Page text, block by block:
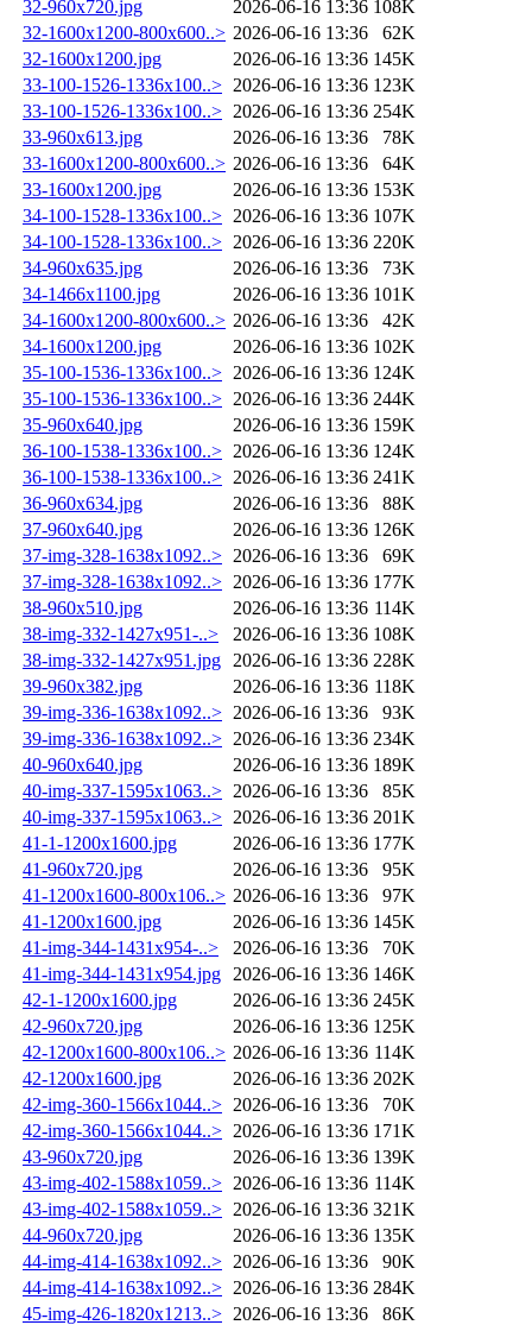
32-960x720.jpg 2026-06-16 13:36 108K
32-1600x1200-800x600..> 2026-06-16 13:36
62K
32-1600x1200.jpg
2026-06-16 13:36 145K
33-100-1526-1336x100..> 2026-06-16 13:36 123K
33-100-1526-1336x100..> 2026-06-16 13:36 254K
33-960x613.jpg
2026-06-16 13:36
78K
33-1600x1200-800x600..> 2026-06-16 13:36
64K
33-1600x1200.jpg
2026-06-16 13:36 153K
34-100-1528-1336x100..> 2026-06-16 13:36 107K
34-100-1528-1336x100..> 2026-06-16 13:36 220K
34-960x635.jpg
2026-06-16 13:36
73K
34-1466x1100.jpg
2026-06-16 13:36 101K
34-1600x1200-800x600..> 2026-06-16 13:36
42K
34-1600x1200.jpg
2026-06-16 13:36 102K
35-100-1536-1336x100..> 2026-06-16 13:36 124K
35-100-1536-1336x100..> 2026-06-16 13:36 244K
35-960x640.jpg
2026-06-16 13:36 159K
36-100-1538-1336x100..> 2026-06-16 13:36 124K
36-100-1538-1336x100..> 2026-06-16 13:36 241K
36-960x634.jpg
2026-06-16 13:36
88K
37-960x640.jpg
2026-06-16 13:36 126K
37-img-328-1638x1092..> 2026-06-16 13:36
69K
37-img-328-1638x1092..> 2026-06-16 13:36 177K
38-960x510.jpg
2026-06-16 13:36 114K
38-img-332-1427x951-..>
2026-06-16 13:36 108K
38-img-332-1427x951.jpg
2026-06-16 13:36 228K
39-960x382.jpg
2026-06-16 13:36 118K
39-img-336-1638x1092..> 2026-06-16 13:36
93K
39-img-336-1638x1092..> 2026-06-16 13:36 234K
40-960x640.jpg
2026-06-16 13:36 189K
40-img-337-1595x1063..> 2026-06-16 13:36
85K
40-img-337-1595x1063..> 2026-06-16 13:36 201K
41-1-1200x1600.jpg
2026-06-16 13:36 177K
41-960x720.jpg
2026-06-16 13:36
95K
41-1200x1600-800x106..> 2026-06-16 13:36
97K
41-1200x1600.jpg
2026-06-16 13:36 145K
41-img-344-1431x954-..>
2026-06-16 13:36
70K
41-img-344-1431x954.jpg
2026-06-16 13:36 146K
42-1-1200x1600.jpg
2026-06-16 13:36 245K
42-960x720.jpg
2026-06-16 13:36 125K
42-1200x1600-800x106..> 2026-06-16 13:36 114K
42-1200x1600.jpg
2026-06-16 13:36 202K
42-img-360-1566x1044..> 2026-06-16 13:36
70K
42-img-360-1566x1044..> 2026-06-16 13:36 171K
43-960x720.jpg
2026-06-16 13:36 139K
43-img-402-1588x1059..> 2026-06-16 13:36 114K
43-img-402-1588x1059..> 2026-06-16 13:36 321K
44-960x720.jpg
2026-06-16 13:36 135K
44-img-414-1638x1092..> 2026-06-16 13:36
90K
44-img-414-1638x1092..> 2026-06-16 13:36 284K
45-img-426-1820x1213..> 2026-06-16 13:36
86K